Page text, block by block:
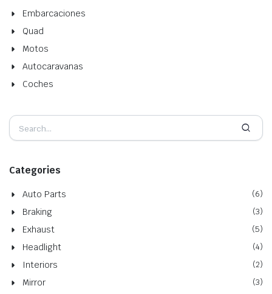
Embarcaciones
Quad
Motos
Autocaravanas
Coches
Categories
Auto Parts (6)
Braking (3)
Exhaust (5)
Headlight (4)
Interiors (2)
Mirror (3)